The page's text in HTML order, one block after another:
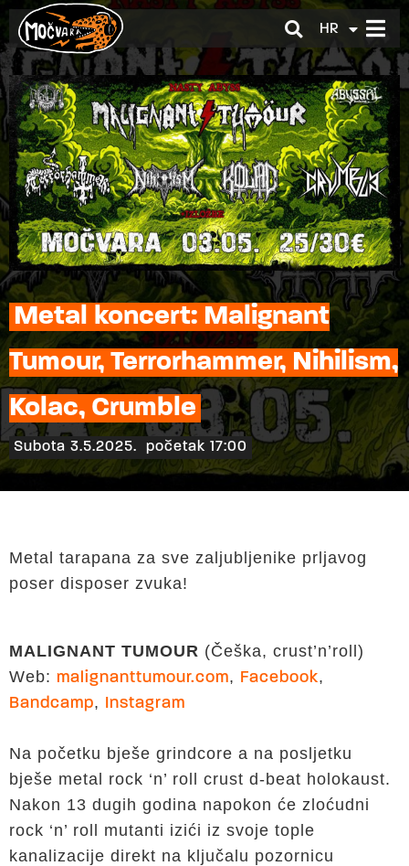
HR
EN
Metal koncert: Malignant
Tumour, Terrorhammer, Nihilism,
Kolac, Crumble
Subota 3.5.2025. početak 17:00
Metal tarapana za sve zaljubljenike prljavog
poser disposer zvuka!
MALIGNANT TUMOUR (Češka, crust’n’roll)
Web: malignanttumour.com, Facebook,
Bandcamp, Instagram
Na početku bješe grindcore a na posljetku
bješe metal rock ‘n’ roll crust d-beat holokaust.
Nakon 13 dugih godina napokon će zloćudni
rock ‘n’ roll mutanti izići iz svoje tople
kanalizacije direkt na ključalu pozornicu